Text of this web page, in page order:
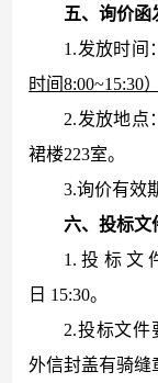
五、询价函
1.发放时间：
时间8:00~15:30）
2.发放地点
裙楼223室。
3.询价有效
六、投标文
1.投标文
日 15:30。
2.投标文件
外信封盖有骑缝